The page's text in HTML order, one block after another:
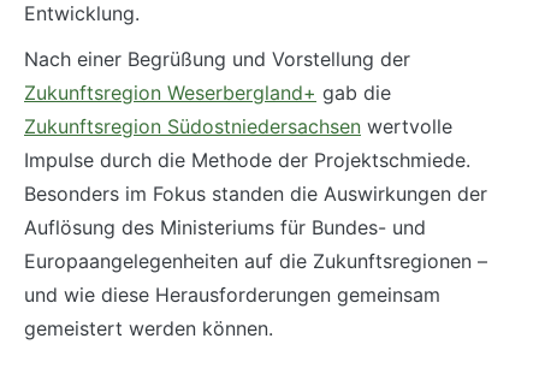
Entwicklung.
Nach einer Begrüßung und Vorstellung der
Zukunftsregion Weserbergland+ gab die
Zukunftsregion Südostniedersachsen wertvolle
Impulse durch die Methode der Projektschmiede.
Besonders im Fokus standen die Auswirkungen der
Auflösung des Ministeriums für Bundes- und
Europaangelegenheiten auf die Zukunftsregionen –
und wie diese Herausforderungen gemeinsam
gemeistert werden können.